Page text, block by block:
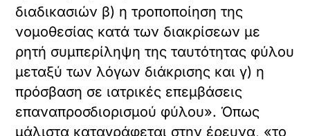
διαδικασιών β) η τροποποίηση της
νομοθεσίας κατά των διακρίσεων με
ρητή συμπερίληψη της ταυτότητας φύλου
μεταξύ των λόγων διάκρισης και γ) η
πρόσβαση σε ιατρικές επεμβάσεις
επαναπροσδιορισμού φύλου». Όπως
μάλιστα καταγράφεται στην έρευνα, «το